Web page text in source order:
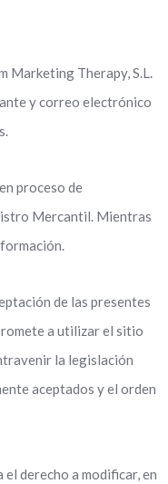
Marketing Therapy, S.L.
y correo electrónico
proceso de
Mercantil. Mientras
de las presentes
a utilizar el sitio
la legislación
aceptados y el orden
derecho a modificar, en